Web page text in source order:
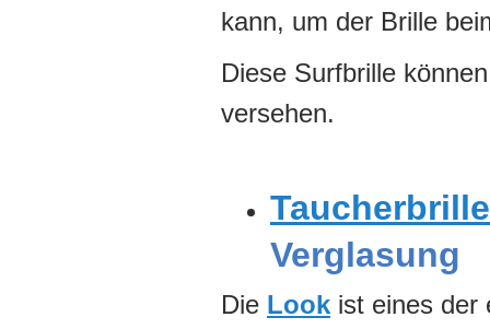
kann, um der Brille
Diese Surfbrille
versehen.
Taucherbrille
Verglasung
Die Look ist eines der